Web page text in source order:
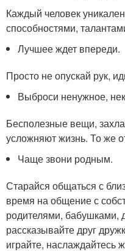
Каждый человек
способностями,
Лучшее ждет впереди.
Просто не опускай рук,
Выброси ненужное,
Бесполезные вещи,
усложняют жизнь. То же
Чаще звони родным.
Старайся общаться с
время на общение с
родителями, бабушками,
рассказывайте друг
играйте, наслаждайтесь